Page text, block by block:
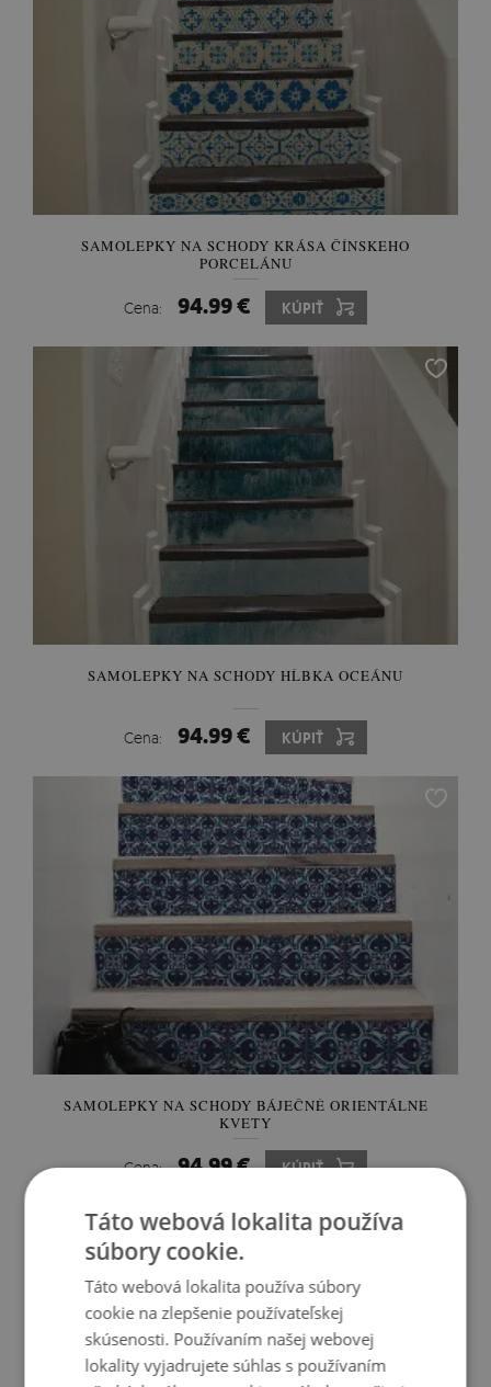
SAMOLEPKY NA SCHODY KRÁSA ČÍNSKEHO
PORCELÁNU
Cena: 94.99 € KÚPIŤ
SAMOLEPKY NA SCHODY HĹBKA OCEÁNU
Cena: 94.99 € KÚPIŤ
SAMOLEPKY NA SCHODY BÁJEČNÉ ORIENTÁLNE
KVETY
Cena: 94.99 € KÚPIŤ
Táto webová lokalita používa
súbory cookie.
Táto webová lokalita používa súbory
cookie na zlepšenie používateľskej
skúsenosti. Používaním našej webovej
lokality vyjadrujete súhlas s používaním